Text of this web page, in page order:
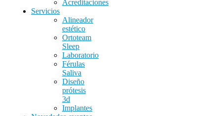
Acreditaciones
Servicios
Alineador
estético
Ortoteam
Sleep
Laboratorio
Férulas
Saliva
Diseño
prótesis
3d
Implantes